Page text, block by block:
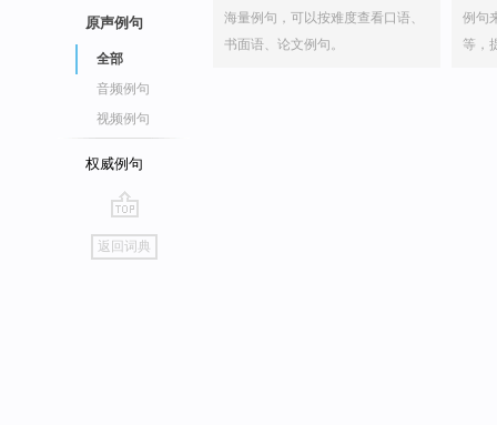
原声例句
全部
音频例句
视频例句
权威例句
go
top
返回词典
海量例句，可以按难度查看口语、
书面语、论文例句。
例句
等，